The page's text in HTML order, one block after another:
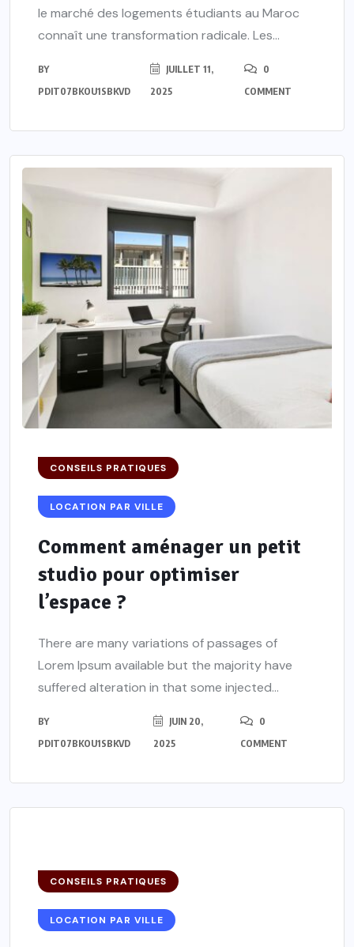
le marché des logements étudiants au Maroc
connaît une transformation radicale. Les...
BY
PDIT07BKOU1SBKVD
JUILLET 11,
2025
0
COMMENT
CONSEILS PRATIQUES
LOCATION PAR VILLE
Comment aménager un petit
studio pour optimiser
l’espace ?
There are many variations of passages of
Lorem Ipsum available but the majority have
suffered alteration in that some injected...
BY
PDIT07BKOU1SBKVD
JUIN 20,
2025
0
COMMENT
CONSEILS PRATIQUES
LOCATION PAR VILLE